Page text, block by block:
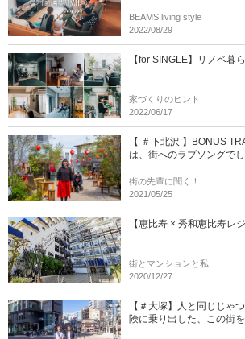
BEAMS living style
2022/08/29
【for SINGLE】リノベ暮
家づくりのヒント
2022/06/17
【 ＃下北沢 】BONUS
は、街へのラブソングで
街の先輩に聞く！
2021/05/25
【恵比寿 × 秀和恵比寿レ
街とマンションと私
2020/12/27
【＃大塚】人と同じじゃ
険に乗り出した、この街